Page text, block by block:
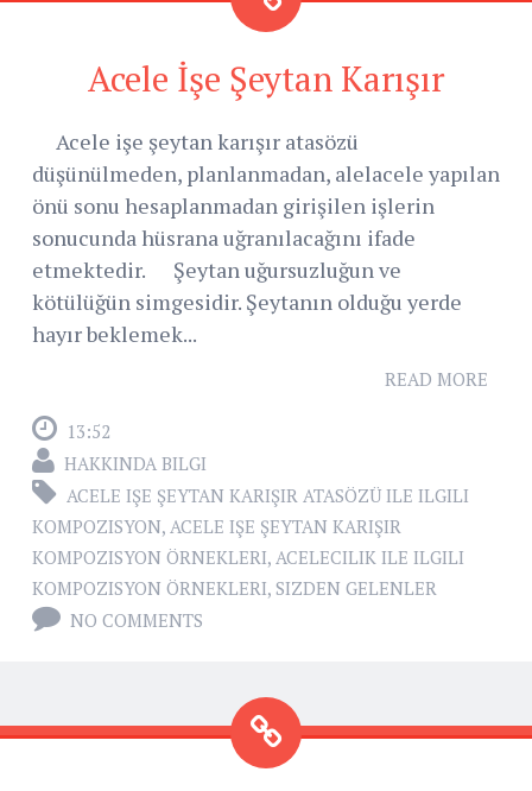
Acele İşe Şeytan Karışır
Acele işe şeytan karışır atasözü
düşünülmeden, planlanmadan, alelacele yapılan
önü sonu hesaplanmadan girişilen işlerin
sonucunda hüsrana uğranılacağını ifade
etmektedir. Şeytan uğursuzluğun ve
kötülüğün simgesidir. Şeytanın olduğu yerde
hayır beklemek...
READ MORE
13:52
HAKKINDA BILGI
ACELE IŞE ŞEYTAN KARIŞIR ATASÖZÜ ILE ILGILI
KOMPOZISYON, ACELE IŞE ŞEYTAN KARIŞIR
KOMPOZISYON ÖRNEKLERI, ACELECILIK ILE ILGILI
KOMPOZISYON ÖRNEKLERI, SIZDEN GELENLER
NO COMMENTS